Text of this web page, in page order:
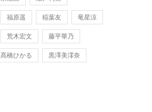
福原遥 稲葉友 竜星涼
荒木宏文 藤平華乃
髙橋ひかる 黒澤美澪奈